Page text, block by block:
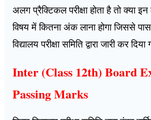
अलग प्रैक्टिकल परीक्षा होता है तो क्या
विषय में कितना अंक लाना होगा जिससे पास
विद्यालय परीक्षा समिति द्वारा जारी कर
Inter (Class 12th) Board
Passing Marks